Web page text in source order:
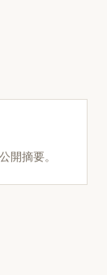
開摘要。